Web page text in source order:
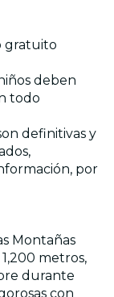
gratuito
deben
todo
definitivas y
por
Montañas
metros,
durante
con